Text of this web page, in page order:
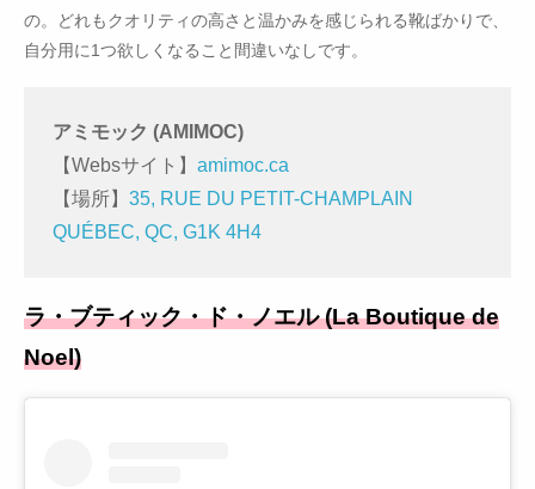
の。どれもクオリティの高さと温かみを感じられる靴ばかりで、
自分用に1つ欲しくなること間違いなしです。
アミモック (AMIMOC)
【Websサイト】 amimoc.ca
【場所】 35, RUE DU PETIT-CHAMPLAIN
QUÉBEC, QC, G1K 4H4
ラ・ブティック・ド・ノエル (La Boutique de
Noel)